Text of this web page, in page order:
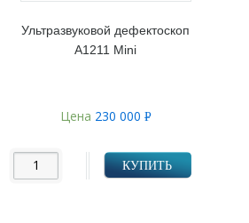
Ультразвуковой дефектоскоп
А1211 Mini
Цена 230 000 Р
КУПИТЬ